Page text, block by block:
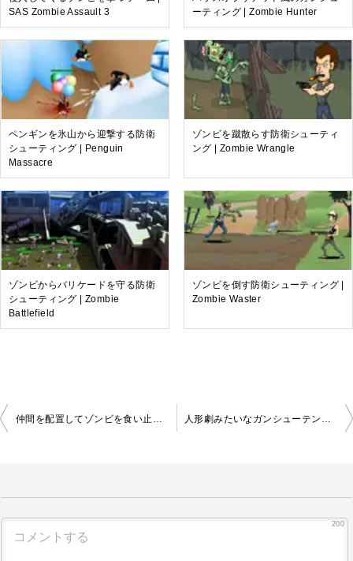
SAS Zombie Assault 3
ーティング | Zombie Hunter
ペンギンを氷山から迎撃する防衛
シューティング | Penguin
Massacre
ゾンビを蹴散らす防衛シューティ
ング | Zombie Wrangle
ゾンビからバリケードを守る防衛
シューティング | Zombie
Battlefield
ゾンビを倒す防衛シューティング |
Zombie Waster
投
稿
ー
シ
仲間を配置してゾンビを食い止める防衛ゲーム | Zombie Korps 人形劇みたいなガンシューテングゲーム | Land Lobber
200